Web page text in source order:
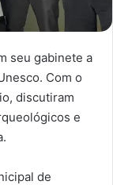
seu gabinete a
Com o
discutiram
e
de